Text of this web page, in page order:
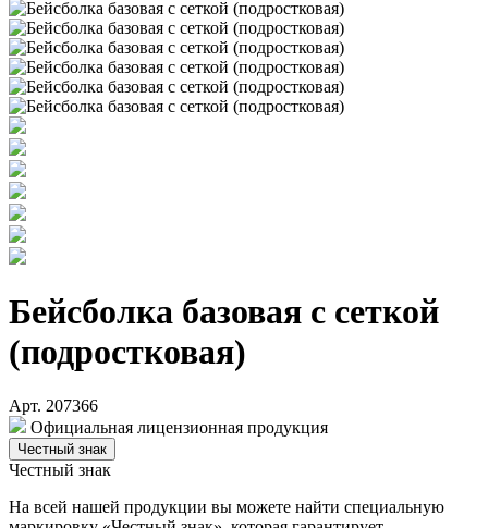
Бейсболка базовая с сеткой
(подростковая)
Арт. 207366
Официальная лицензионная продукция
Честный знак
Честный знак
На всей нашей продукции вы можете найти специальную